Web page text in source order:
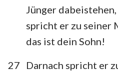
Jünger
spricht er zu seiner
das ist dein Sohn!
27
Darnach spricht er